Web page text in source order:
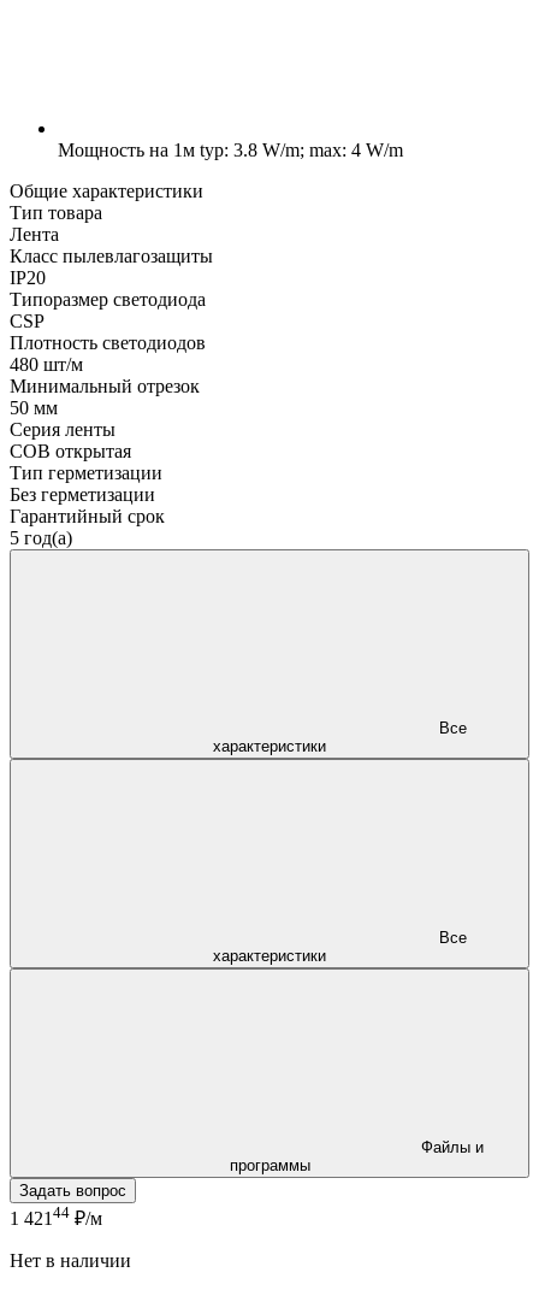
Мощность на 1м typ: 3.8 W/m; max: 4 W/m
Общие характеристики
Тип товара
Лента
Класс пылевлагозащиты
IP20
Типоразмер светодиода
CSP
Плотность светодиодов
480 шт/м
Минимальный отрезок
50 мм
Серия ленты
COB открытая
Тип герметизации
Без герметизации
Гарантийный срок
5 год(а)
характеристики
характеристики
программы
Задать вопрос
1 421 44 ₽/м
Нет в наличии